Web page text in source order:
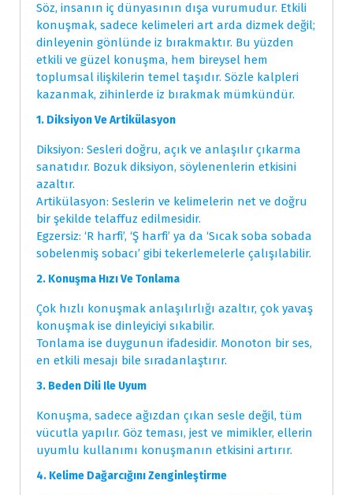
Söz, insanın iç dünyasının dışa vurumudur. Etkili
konuşmak, sadece kelimeleri art arda dizmek değil;
dinleyenin gönlünde iz bırakmaktır. Bu yüzden
etkili ve güzel konuşma, hem bireysel hem
toplumsal ilişkilerin temel taşıdır. Sözle kalpleri
kazanmak, zihinlerde iz bırakmak mümkündür.
1. Diksiyon Ve Artikülasyon
Diksiyon: Sesleri doğru, açık ve anlaşılır çıkarma
sanatıdır. Bozuk diksiyon, söylenenlerin etkisini
azaltır.
Artikülasyon: Seslerin ve kelimelerin net ve doğru
bir şekilde telaffuz edilmesidir.
Egzersiz: ‘R harfi’, ‘Ş harfi’ ya da ‘Sıcak soba sobada
sobelenmiş sobacı’ gibi tekerlemelerle çalışılabilir.
2. Konuşma Hızı Ve Tonlama
Çok hızlı konuşmak anlaşılırlığı azaltır, çok yavaş
konuşmak ise dinleyiciyi sıkabilir.
Tonlama ise duygunun ifadesidir. Monoton bir ses,
en etkili mesajı bile sıradanlaştırır.
3. Beden Dili Ile Uyum
Konuşma, sadece ağızdan çıkan sesle değil, tüm
vücutla yapılır. Göz teması, jest ve mimikler, ellerin
uyumlu kullanımı konuşmanın etkisini artırır.
4. Kelime Dağarcığını Zenginleştirme